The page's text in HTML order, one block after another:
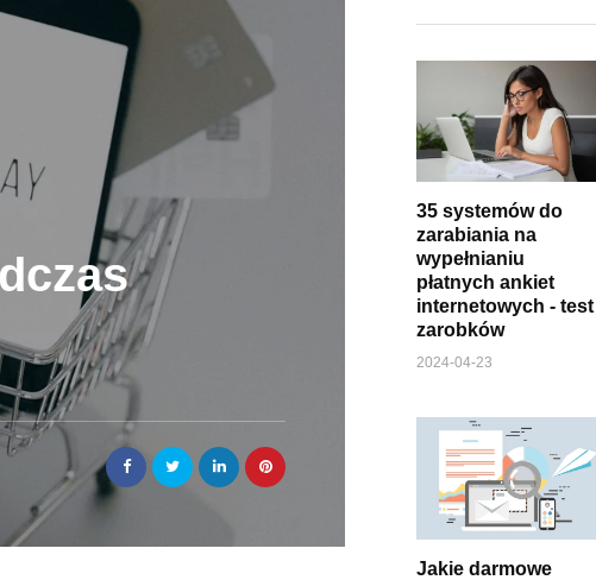
35 systemów do
zarabiania na
wypełnianiu
płatnych ankiet
internetowych - test
zarobków
2024-04-23
Jakie darmowe